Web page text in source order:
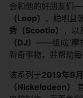
会和他的好朋友们
（Loop） 、聪明且
秀（Scootio）
，以
（DJ） ——组成“摩
新奇事物，并帮助
该系列于2019年9
（Nickelodeon）